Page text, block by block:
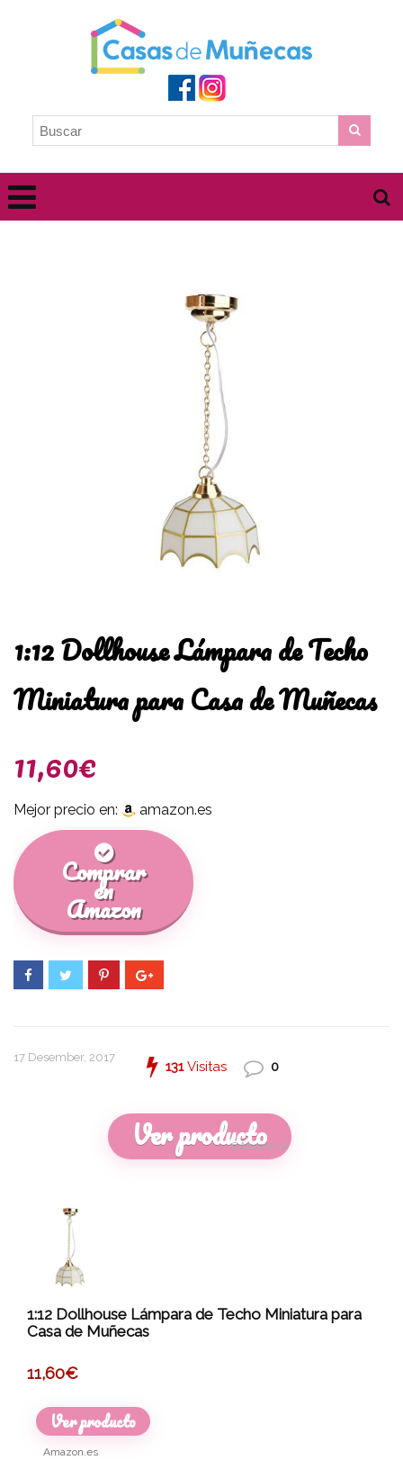
1:12 Dollhouse Lámpara de Techo
Miniatura para Casa de Muñecas
11,60€
Mejor precio en: amazon.es
Comprar
en
Amazon
17 Desember, 2017
131Visitas 0
Ver producto
@Amazon.es
1:12 Dollhouse Lámpara de Techo Miniatura para
Casa de Muñecas
11,60€
Ver producto
Amazon.es